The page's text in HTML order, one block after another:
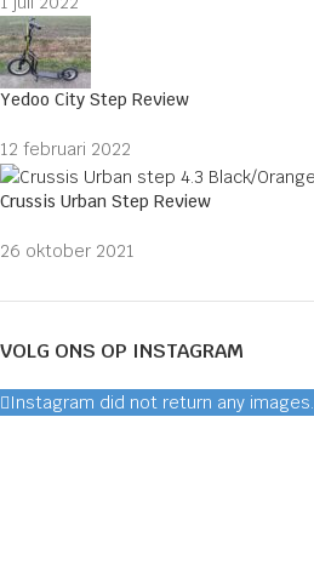
Yedoo City Step Review
12 februari 2022
Crussis Urban Step Review
26 oktober 2021
VOLG ONS OP INSTAGRAM
Instagram did not return any images.